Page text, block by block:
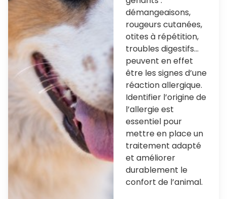
démangeaisons,
rougeurs cutanées,
otites à répétition,
troubles digestifs…
peuvent en effet
être les signes d’une
réaction allergique.
Identifier l’origine de
l’allergie est
essentiel pour
mettre en place un
traitement adapté
et améliorer
durablement le
confort de l’animal.